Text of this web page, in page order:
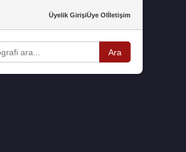
Üyelik GirişiÜye Olİletişim
Ara